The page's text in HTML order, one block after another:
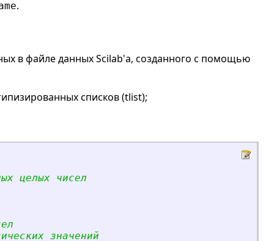
.
в файле данных Scilab'а, созданного с помощью
списков (tlist);
целых чисел
значений